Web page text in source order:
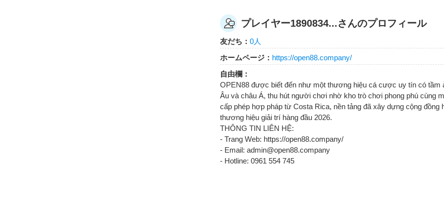
プレイヤー1890834...さんのプロフィール
友だち： 0人
ホームページ： https://open88.company/
自由欄：
OPEN88 được biết đến như một thương hiệu cá cược uy tín có tầm
Âu và châu Á, thu hút người chơi nhờ kho trò chơi phong phú cùng
cấp phép hợp pháp từ Costa Rica, nền tảng đã xây dựng cộng đồng
thương hiệu giải trí hàng đầu 2026.
THÔNG TIN LIÊN HỆ:
- Trang Web: https://open88.company/
- Email: admin@open88.company
- Hotline: 0961 554 745